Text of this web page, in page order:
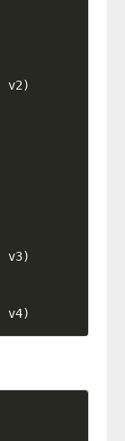
v2)
v3)
v4)